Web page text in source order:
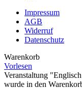
Impressum
AGB
Widerruf
Datenschutz
Warenkorb
Vorlesen
Veranstaltung
wurde in den